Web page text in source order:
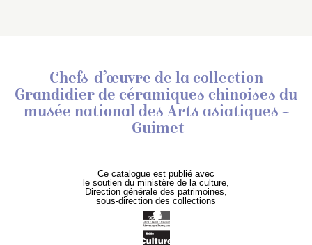
Chefs-d’œuvre de la collection
Grandidier de céramiques chinoises du
musée national des Arts asiatiques –
Guimet
Ce catalogue est publié avec
le soutien du ministère de la culture,
Direction générale des patrimoines,
sous-direction des collections